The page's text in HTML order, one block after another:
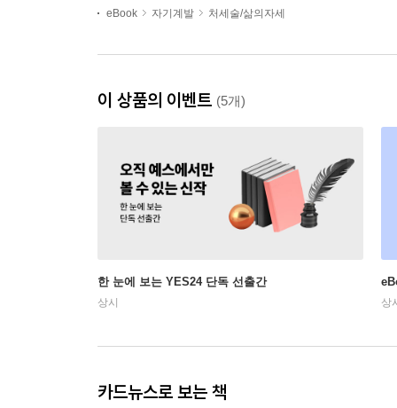
eBook 자기계발 처세술/삶의자세
이 상품의 이벤트 (5개)
한 눈에 보는 YES24 단독 선출간
상시 상
카드뉴스로 보는 책